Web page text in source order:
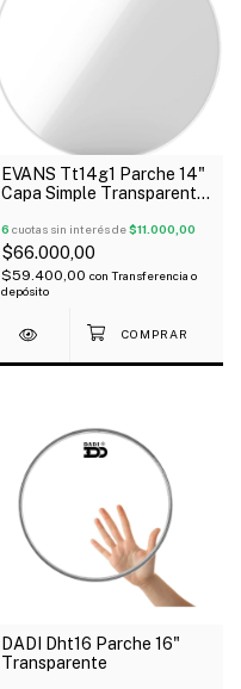
EVANS Tt14g1 Parche 14"
Capa Simple Transparente
6 cuotas sin interés de$11.000,00
$66.000,00
$59.400,00 con Transferencia o
depósito
DADI Dht16 Parche 16"
Transparente